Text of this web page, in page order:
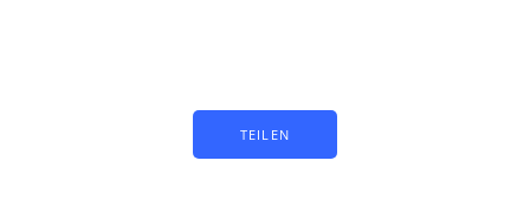
TEILEN